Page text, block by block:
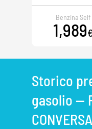
Benzina Self
1,989€
Storico
gasolio —